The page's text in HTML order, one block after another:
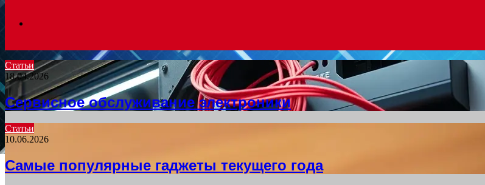
for
Статьи
18.04.2026
Сервисное обслуживание электроники
Статьи
10.06.2026
Самые популярные гаджеты текущего года